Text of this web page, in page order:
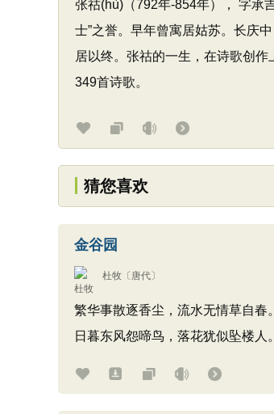
张祜(hù)（792年-854年）， 字承
士”之誉。早年曾寓居姑苏。长庆
居以终。张祜的一生，在诗歌创
349首诗歌。
猜您喜欢
金谷园
杜牧 〔唐代〕
繁华事散逐香尘，流水无情草自春。
日暮东风怨啼鸟，落花犹似坠楼人。